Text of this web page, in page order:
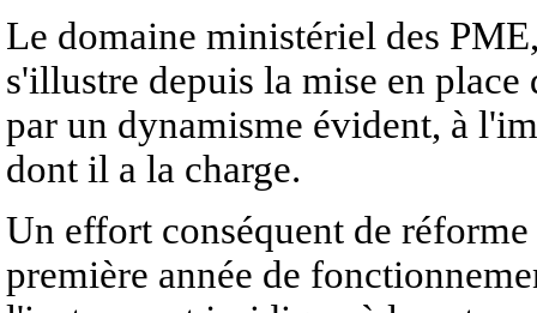
Le domaine ministériel des
s'illustre depuis la mise en
par un dynamisme évident, à
dont il a la charge.
Un effort conséquent de
première année de